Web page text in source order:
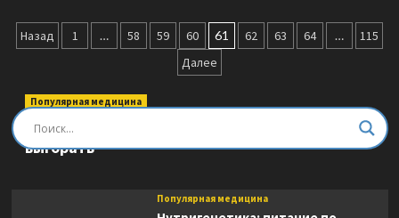
гений.
раскрыть
потенциал,
физические
Пагинация
Назад 1 … 58 59 60 61 62 63 64 …
115
Далее
Популярная медицина
Быть врачом. Как помогать, развиваться и не
выгорать
Популярная медицина